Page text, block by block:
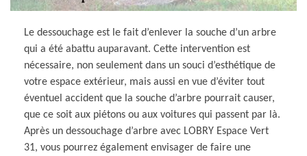
Le dessouchage est le fait d’enlever la souche d’un arbre
qui a été abattu auparavant. Cette intervention est
nécessaire, non seulement dans un souci d’esthétique de
votre espace extérieur, mais aussi en vue d’éviter tout
éventuel accident que la souche d’arbre pourrait causer,
que ce soit aux piétons ou aux voitures qui passent par là.
Après un dessouchage d’arbre avec LOBRY Espace Vert
31, vous pourrez également envisager de faire une